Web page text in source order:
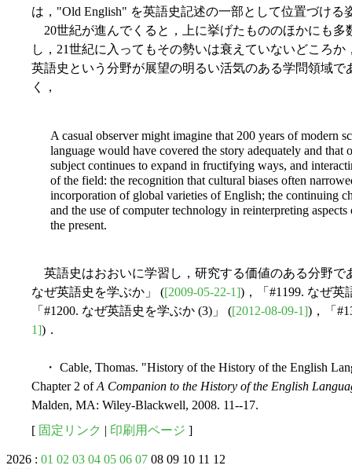
は，"Old English" を英語史記述の一部として位置づける
20世紀が進んでくると，上に挙げたもののほかにも多
し，21世紀に入ってもその勢いは衰えていないどころ
英語史という分野が展望の明るい活気のある学問領域で
く，
A casual observer might imagine that 200 years of modern
language would have covered the story adequately and that
subject continues to expand in fructifying ways, and
of the field: the recognition that cultural biases often
incorporation of global varieties of English; the continuing
and the use of computer technology in reinterpreting
the present.
英語史はおおいに学習し，研究する価値のある分野で
なぜ英語史を学ぶか」 ([2009-05-22-1])，「#1199. なぜ英
「#1200. なぜ英語史を学ぶか (3)」 ([2012-08-09-1])，「
1])．
・ Cable, Thomas. "History of the History of the English
Chapter 2 ofA Companion to the History of the English
Malden, MA: Wiley-Blackwell, 2008. 11--17.
[ 固定リンク | 印刷用ページ ]
2026 : 01 02 03 04 05 06 07 08 09 10 11 12